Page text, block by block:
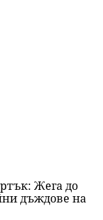
Жега до
дъждове на